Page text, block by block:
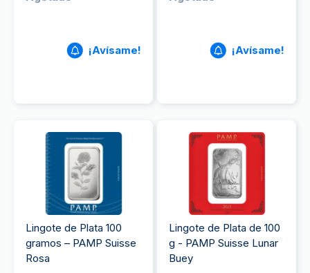
¡Avísame! ¡Avísame!
Lingote de Plata 100
gramos – PAMP Suisse
Rosa
Lingote de Plata de 100
g - PAMP Suisse Lunar
Buey